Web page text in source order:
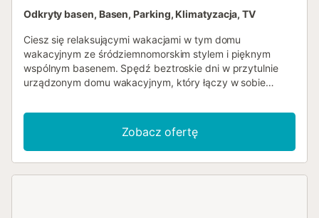
Odkryty basen, Basen, Parking, Klimatyzacja, TV
Ciesz się relaksującymi wakacjami w tym domu
wakacyjnym ze śródziemnomorskim stylem i pięknym
wspólnym basenem. Spędź beztroskie dni w przytulnie
urządzonym domu wakacyjnym, który łączy w sobie
zadbanym kompleksie, otoczonym zielenią i zaledwie kilka
minut od plaży. Zrelaksuj się na wygodnych sofach przed
kominkiem lub ciesz się wspólnymi posiłkami przy dużym
stole z widokiem na taras. W kuchni można z łatwością
Zobacz ofertę